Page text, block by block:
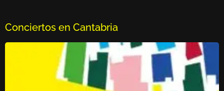
Conciertos en Cantabria